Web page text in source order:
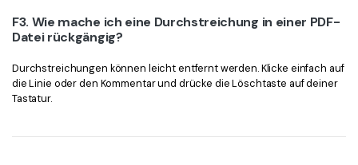
F3. Wie mache ich eine Durchstreichung in einer PDF-
Datei rückgängig?
Durchstreichungen können leicht entfernt werden. Klicke einfach auf
die Linie oder den Kommentar und drücke die Löschtaste auf deiner
Tastatur.